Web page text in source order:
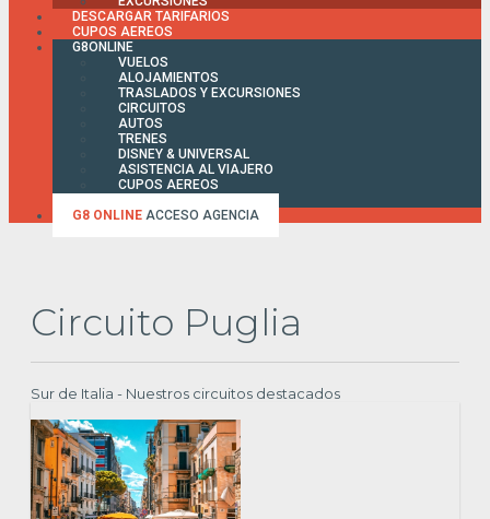
DESCARGAR TARIFARIOS
CUPOS AEREOS
G8ONLINE
VUELOS
ALOJAMIENTOS
TRASLADOS Y EXCURSIONES
CIRCUITOS
AUTOS
TRENES
DISNEY & UNIVERSAL
ASISTENCIA AL VIAJERO
CUPOS AEREOS
G8 ONLINE ACCESO AGENCIA
Circuito Puglia
Sur de Italia - Nuestros circuitos destacados